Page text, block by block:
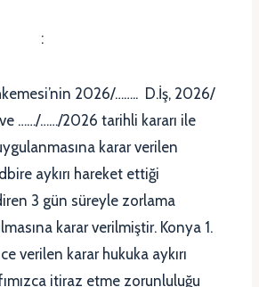
2026/…….. D.İş, 2026/
……/……/2026 tarihli kararı ile
karar verilen
aykırı hareket ettiği
3 gün süreyle zorlama
karar verilmiştir. Konya 1.
verilen karar hukuka aykırı
itiraz etme zorunluluğu